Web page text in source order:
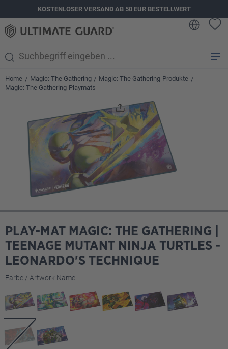
springenKOSTENLOSER VERSAND AB 50 EUR BESTELLWERT
Home / Magic: The Gathering / Magic: The Gathering-Produkte /
Magic: The Gathering-Playmats
PLAY-MAT MAGIC: THE GATHERING |
TEENAGE MUTANT NINJA TURTLES -
LEONARDO'S TECHNIQUE
Farbe / Artwork Nameauswählen